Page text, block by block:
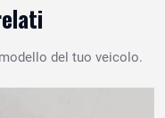
del tuo veicolo.